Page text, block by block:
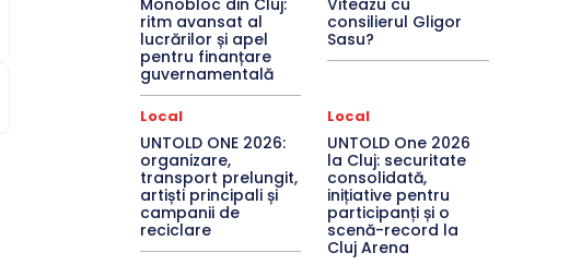
Monobloc din Cluj:
ritm avansat al
lucrărilor și apel
pentru finanțare
guvernamentală
Viteazu cu
consilierul Gligor
Sasu?
Local
UNTOLD ONE 2026:
organizare,
transport prelungit,
artiști principali și
campanii de
reciclare
Local
UNTOLD One 2026
la Cluj: securitate
consolidată,
inițiative pentru
participanți și o
scenă-record la
Cluj Arena